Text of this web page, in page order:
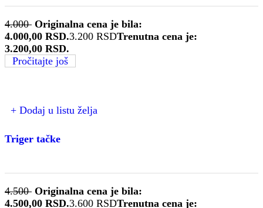
4.000 Originalna cena je bila:
4.000,00 RSD.3.200 RSDTrenutna cena je:
3.200,00 RSD.
Pročitajte još
+ Dodaj u listu želja
Triger tačke
4.500 Originalna cena je bila:
4.500,00 RSD.3.600 RSDTrenutna cena je: